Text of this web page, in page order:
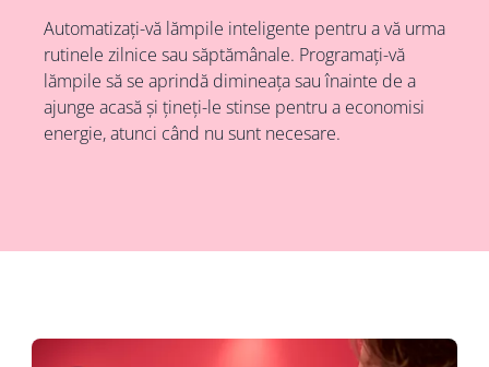
Automatizați-vă lămpile inteligente pentru a vă urma
rutinele zilnice sau săptămânale. Programați-vă
lămpile să se aprindă dimineața sau înainte de a
ajunge acasă și țineți-le stinse pentru a economisi
energie, atunci când nu sunt necesare.